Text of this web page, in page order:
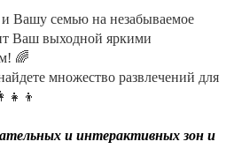
Вашу семью на незабываемое
Ваш выходной яркими
🌈
множество развлечений для
и интерактивных зон и